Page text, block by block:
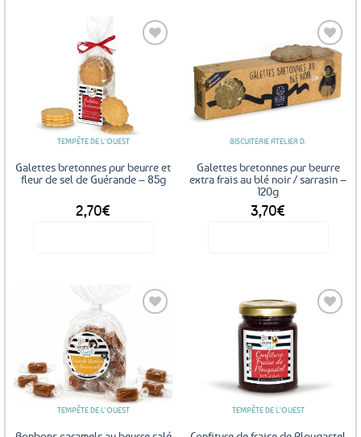
TEMPÊTE DE L'OUEST
Galettes bretonnes pur beurre et
fleur de sel de Guérande – 85g
2,70€
Ajouter
aux
favoris
BISCUITERIE ATELIER D.
Galettes bretonnes pur beurre
extra frais au blé noir / sarrasin –
120g
3,70€
favoris
TEMPÊTE DE L'OUEST TEMPÊTE DE L'OUEST